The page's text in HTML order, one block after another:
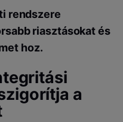
rendszere
riasztásokat és
hoz.
a